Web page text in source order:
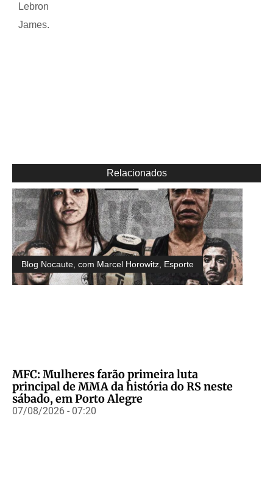
Lebron
James.
Relacionados
Blog Nocaute, com Marcel Horowitz Esporte
MFC: Mulheres farão primeira luta
principal de MMA da história do RS neste
sábado, em Porto Alegre
07/08/2026 - 07:20